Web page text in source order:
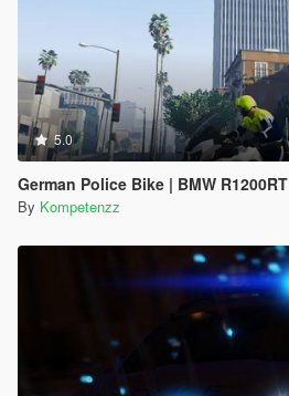
5.0
German Police Bike | BMW R1200RT
By Kompetenzz